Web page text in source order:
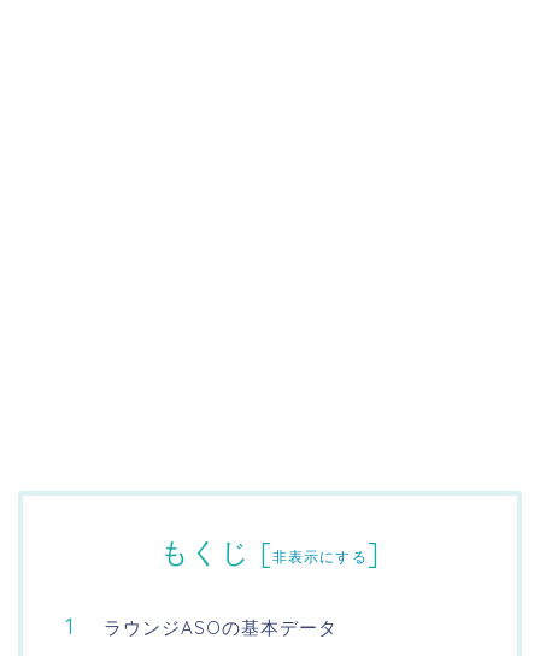
もくじ [非表示にする]
ラウンジASOの基本データ